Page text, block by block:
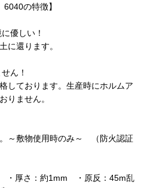
6040の特徴】
優しい！
に還ります。
ん！
しております。生産時にホルムア
りません。
～敷物使用時のみ～ （防火認証
・厚さ：約1mm ・原反：45m乱